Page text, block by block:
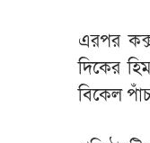
এরপর
দিকের
বিকেল